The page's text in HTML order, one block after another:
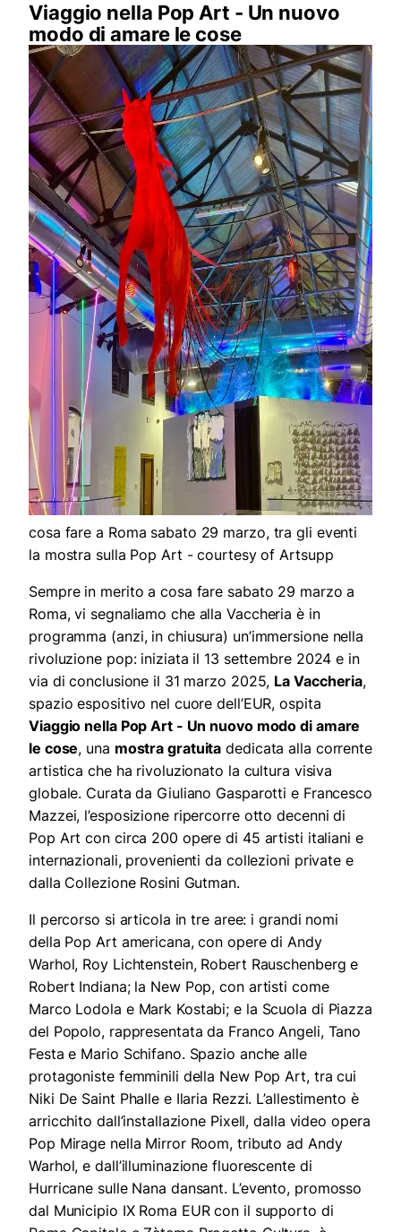
Viaggio nella Pop Art - Un nuovo
modo di amare le cose
cosa fare a Roma sabato 29 marzo, tra gli eventi
la mostra sulla Pop Art - courtesy of Artsupp
Sempre in merito a cosa fare sabato 29 marzo a
Roma, vi segnaliamo che alla Vaccheria è in
programma (anzi, in chiusura) un’immersione nella
rivoluzione pop: iniziata il 13 settembre 2024 e in
via di conclusione il 31 marzo 2025, La Vaccheria,
spazio espositivo nel cuore dell’EUR, ospita
Viaggio nella Pop Art - Un nuovo modo di amare
le cose, una mostra gratuita dedicata alla corrente
artistica che ha rivoluzionato la cultura visiva
globale. Curata da Giuliano Gasparotti e Francesco
Mazzei, l’esposizione ripercorre otto decenni di
Pop Art con circa 200 opere di 45 artisti italiani e
internazionali, provenienti da collezioni private e
dalla Collezione Rosini Gutman.
Il percorso si articola in tre aree: i grandi nomi
della Pop Art americana, con opere di Andy
Warhol, Roy Lichtenstein, Robert Rauschenberg e
Robert Indiana; la New Pop, con artisti come
Marco Lodola e Mark Kostabi; e la Scuola di Piazza
del Popolo, rappresentata da Franco Angeli, Tano
Festa e Mario Schifano. Spazio anche alle
protagoniste femminili della New Pop Art, tra cui
Niki De Saint Phalle e Ilaria Rezzi. L’allestimento è
arricchito dall’installazione Pixell, dalla video opera
Pop Mirage nella Mirror Room, tributo ad Andy
Warhol, e dall’illuminazione fluorescente di
Hurricane sulle Nana dansant. L’evento, promosso
dal Municipio IX Roma EUR con il supporto di